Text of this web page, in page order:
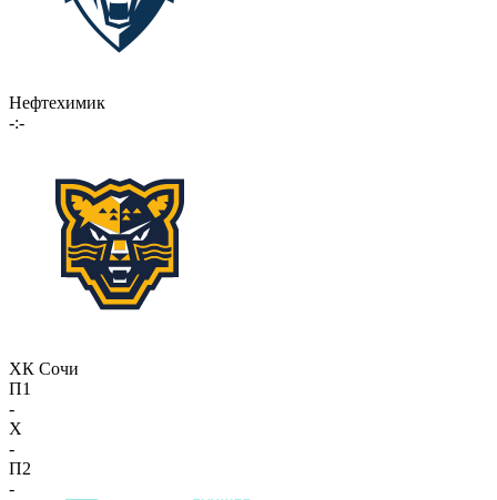
Нефтехимик
-:-
ХК Сочи
П1
-
X
-
П2
-